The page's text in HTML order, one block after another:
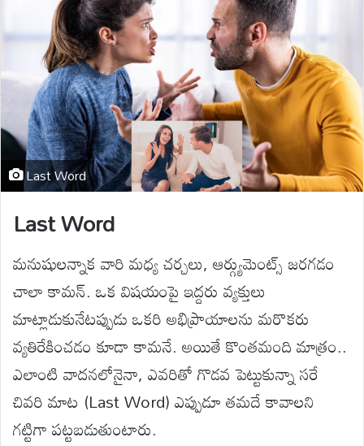
Last Word
Last Word
మనుషులన్నాక వారి మధ్య చర్చలు, ఆర్గ్యుమెంట్స్ జరగడం
చాలా కామన్. ఒక విషయంపై ఇద్దరు వ్యక్తులు
మాట్లాడుకునేటప్పుడు ఒకరి అభిప్రాయాలను మరొకరు
వ్యతిరేకించడం కూడా కామనే. అయితే కొంతమంది మాత్రం..
ఎలాంటి వాదనలోనైనా, ఎవరితో గొడవ పెట్టుకున్నా సరే
చివరి మాట (Last Word) ఎప్పుడూ తమదే కావాలని
గట్టిగా పట్టబడుతుంటారు.